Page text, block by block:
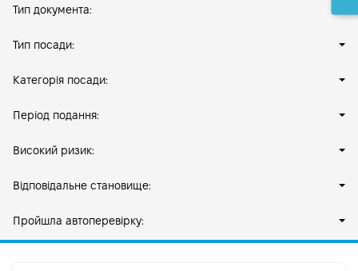
Тип документа:
Тип посади:
Категорія посади:
Період подання:
Високий ризик:
Відповідальне становище:
Пройшла автоперевірку: